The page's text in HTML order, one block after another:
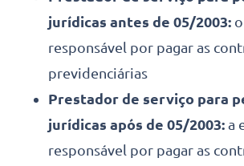
jurídicas antes de 05/2003:
responsável por pagar as
previdenciárias
Prestador de serviço para
jurídicas após de 05/2003: a
responsável por pagar as